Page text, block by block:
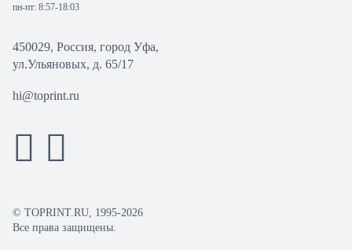
пн-пт: 8:57-18:03
450029, Россия, город Уфа,
ул.Ульяновых, д. 65/17
hi@toprint.ru
© TOPRINT.RU, 1995-2026
Все права защищены.